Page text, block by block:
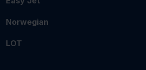
Norwegian
LOT